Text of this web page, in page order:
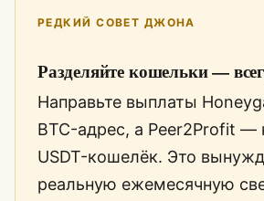
РЕДКИЙ СОВЕТ ДЖОНА
Разделяйте кошельки —
Направьте выплаты
BTC-адрес, а Peer2Profit —
USDT-кошелёк. Это
реальную ежемесячную